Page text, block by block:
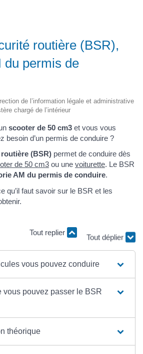
routière (BSR),
du permis de
de l’information légale et administrative
chargé de l’intérieur
scooter de 50 cm3 et vous vous
besoin d’un permis de conduire ?
(BSR) permet de conduire dès
de 50 cm3 ou une voiturette. Le BSR
AM du permis de conduire.
qu’il faut savoir sur le BSR et les
Tout replier
Tout déplier
vous pouvez conduire
vous pouvez passer le BSR
théorique